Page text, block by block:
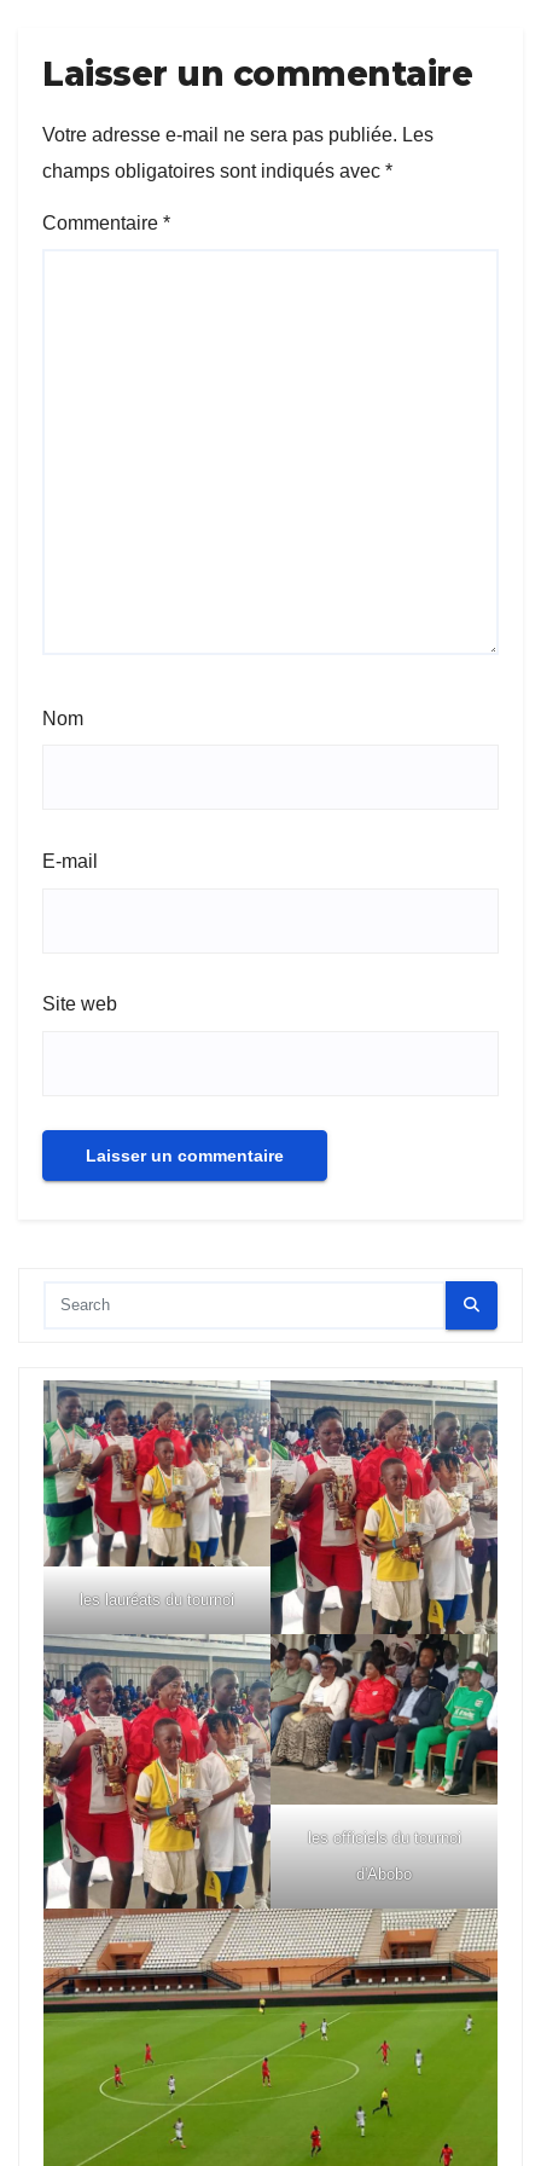
Laisser un commentaire
Votre adresse e-mail ne sera pas publiée. Les
champs obligatoires sont indiqués avec *
Commentaire *
Nom
E-mail
Site web
les lauréats du tournoi
les officiels du tournoi
d'Abobo